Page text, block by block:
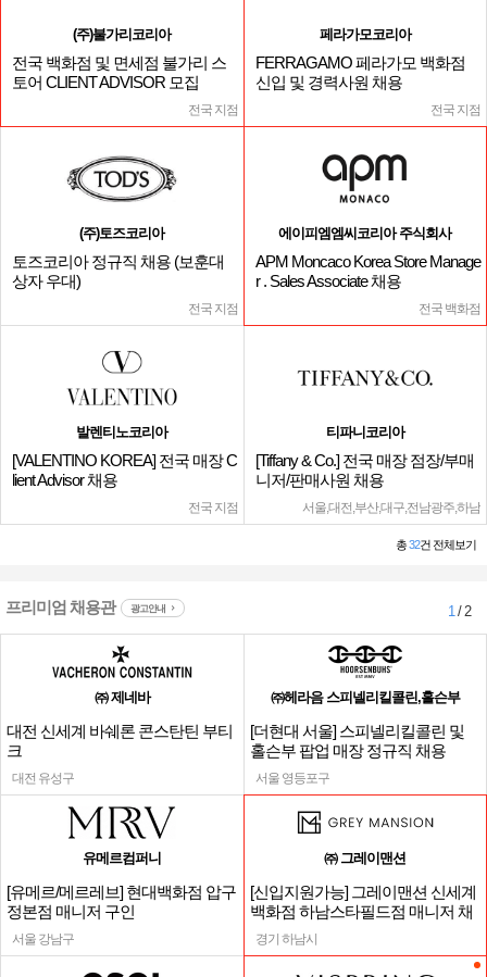
(주)불가리코리아
전국 백화점 및 면세점 불가리 스
토어 CLIENT ADVISOR 모집
전국 지점
페라가모코리아
FERRAGAMO 페라가모 백화점
신입 및 경력사원 채용
전국 지점
(주)토즈코리아
토즈코리아 정규직 채용 (보훈대
상자 우대)
전국 지점
에이피엠엠씨코리아 주식회사
APM Moncaco Korea Store Manage
r . Sales Associate 채용
전국 백화점
발렌티노코리아
[VALENTINO KOREA] 전국 매장 C
lient Advisor 채용
전국 지점
티파니코리아
[Tiffany & Co.] 전국 매장 점장/부매
니저/판매사원 채용
서울,대전,부산,대구,전남광주,하남
총32건 전체보기
프리미엄 채용관 광고안내 1/ 2
㈜ 제네바
대전 신세계 바쉐론 콘스탄틴 부티
크
대전 유성구
㈜헤라음 스피넬리킬콜린,홀슨부
[더현대 서울] 스피넬리킬콜린 및
홀슨부 팝업 매장 정규직 채용
서울 영등포구
유메르컴퍼니
[유메르/메르레브] 현대백화점 압구
정본점 매니저 구인
서울 강남구
㈜ 그레이맨션
[신입지원가능] 그레이맨션 신세계
백화점 하남스타필드점 매니저 채
용
경기 하남시